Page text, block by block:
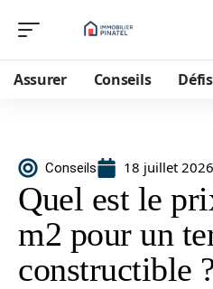
Assurer Conseils
Conseils 18 juillet 2026
Quel est le
m2 pour un
constructible